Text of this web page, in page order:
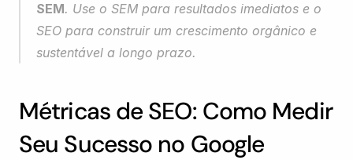
SEM. Use o SEM para resultados imediatos e o
SEO para construir um crescimento orgânico e
sustentável a longo prazo.
Métricas de SEO: Como Medir
Seu Sucesso no Google